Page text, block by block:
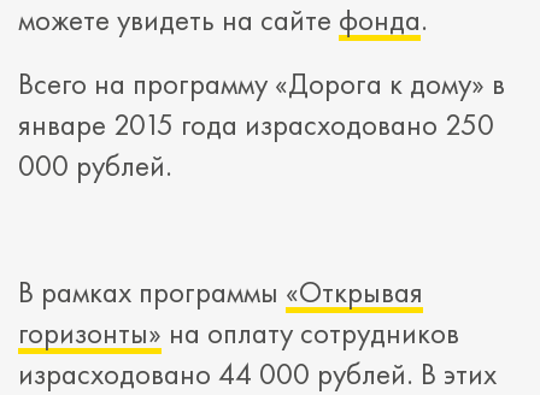
можете увидеть на сайте фонда.
Всего на программу «Дорога к дому» в
январе 2015 года израсходовано 250
000 рублей.
В рамках программы «Открывая
горизонты» на оплату сотрудников
израсходовано 44 000 рублей. В этих